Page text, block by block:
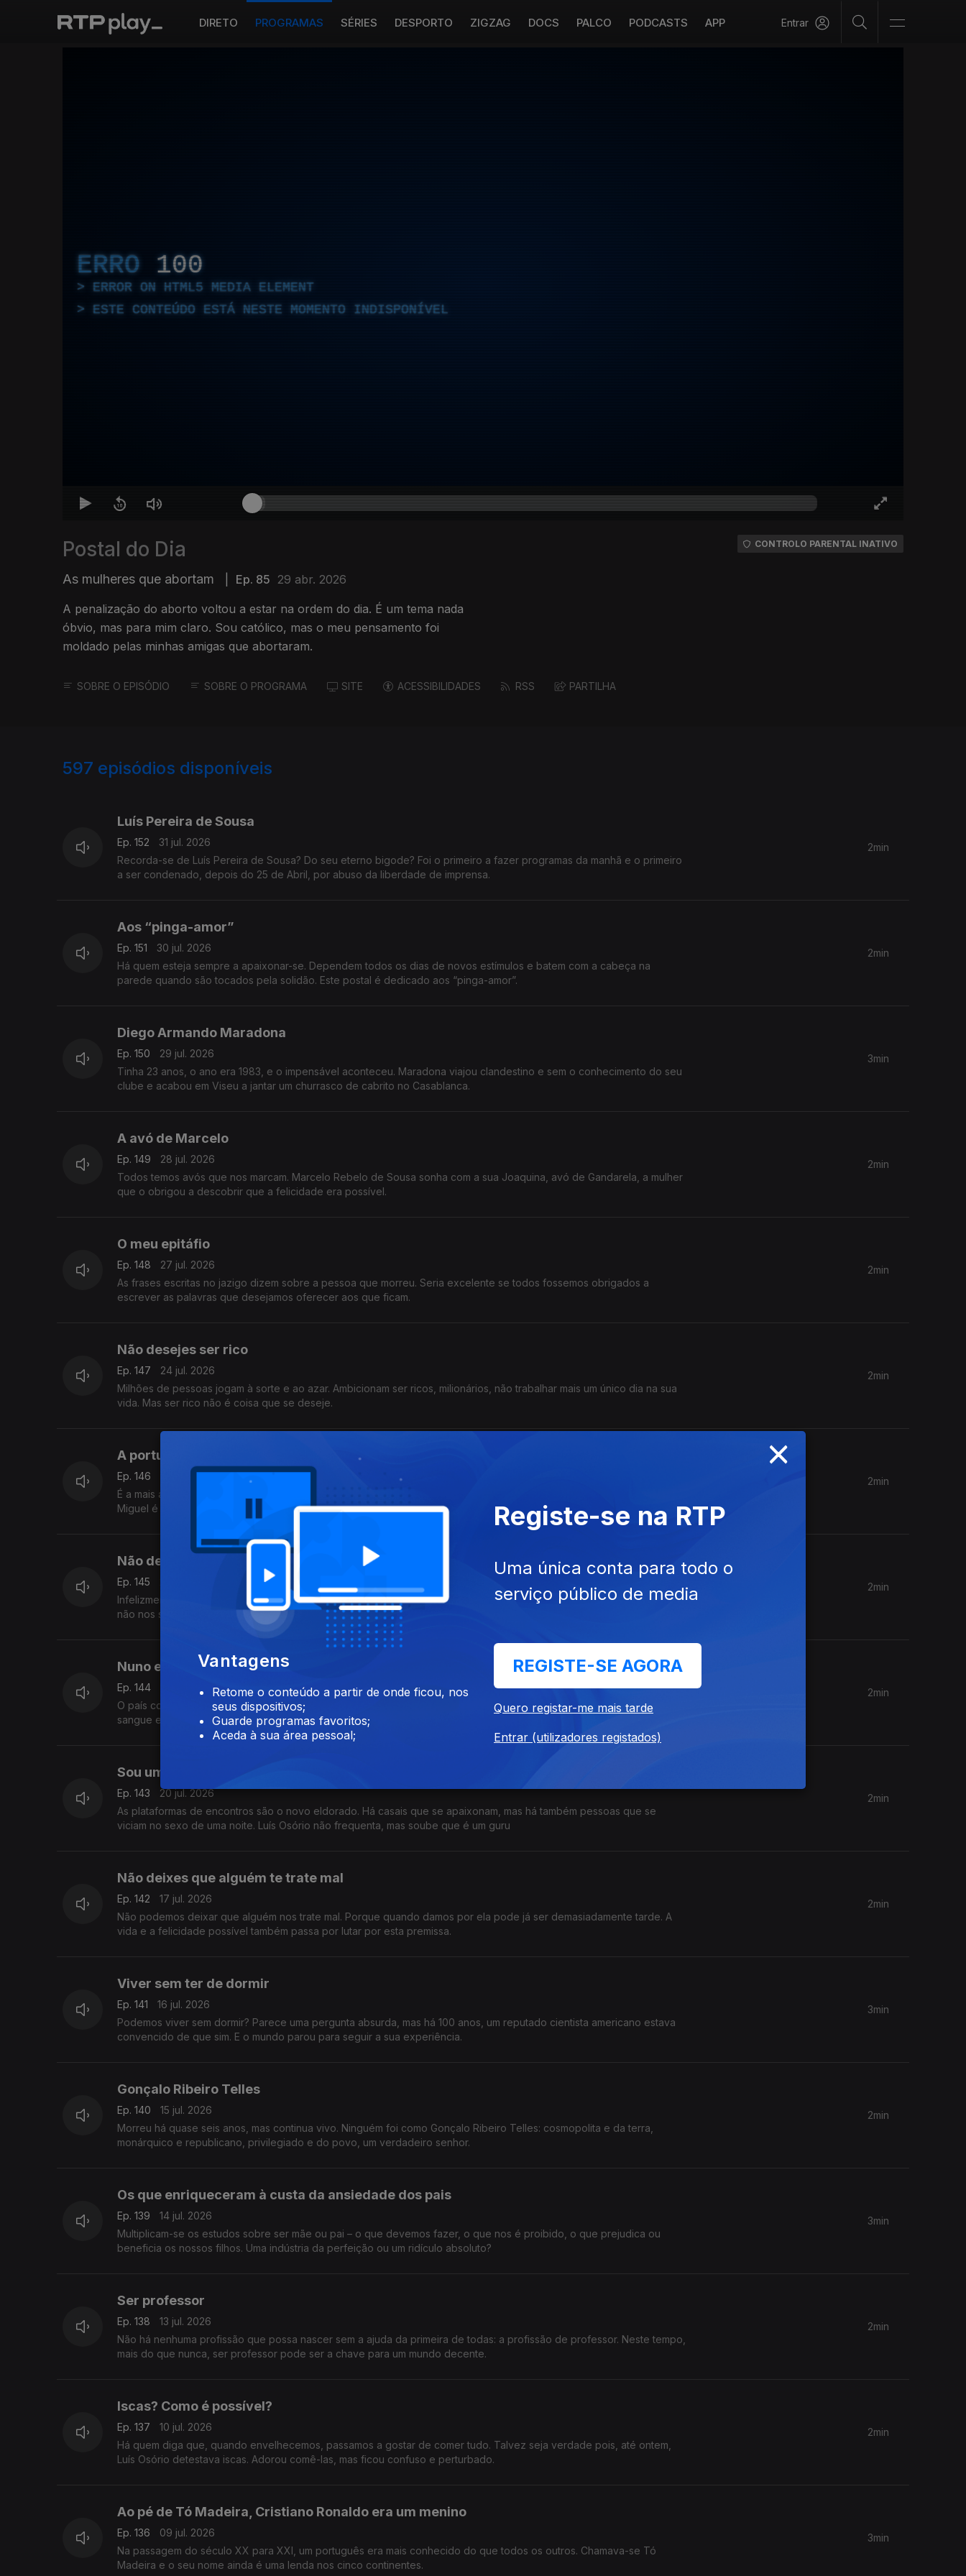
DIRETO PROGRAMAS SÉRIES DESPORTO ZIGZAG DOCS PALCO PODCASTS APP Entrar
ERRO 100
ERROR ON HTML5 MEDIA ELEMENT
ESTE CONTEÚDO ESTÁ NESTE MOMENTO INDISPONÍVEL
Postal do Dia
As mulheres que abortam Ep. 85 29 abr. 2026
A penalização do aborto voltou a estar na ordem do dia. É um tema nada
óbvio, mas para mim claro. Sou católico, mas o meu pensamento foi
moldado pelas minhas amigas que abortaram.
CONTROLO PARENTAL INATIVO
SOBRE O EPISÓDIO SOBRE O PROGRAMA SITE ACESSIBILIDADES RSS PARTILHA
597 episódios disponíveis
Luís Pereira de Sousa
Ep. 152
31 jul. 2026
Recorda-se de Luís Pereira de Sousa? Do seu eterno bigode? Foi o primeiro a fazer programas da manhã e o primeiro
a ser condenado, depois do 25 de Abril, por abuso da liberdade de imprensa.
2min
Aos “pinga-amor”
Ep. 151
30 jul. 2026
Há quem esteja sempre a apaixonar-se. Dependem todos os dias de novos estímulos e batem com a cabeça na
parede quando são tocados pela solidão. Este postal é dedicado aos “pinga-amor”.
2min
Diego Armando Maradona
Ep. 150
29 jul. 2026
Tinha 23 anos, o ano era 1983, e o impensável aconteceu. Maradona viajou clandestino e sem o conhecimento do seu
clube e acabou em Viseu a jantar um churrasco de cabrito no Casablanca.
3min
A avó de Marcelo
Ep. 149
28 jul. 2026
Todos temos avós que nos marcam. Marcelo Rebelo de Sousa sonha com a sua Joaquina, avó de Gandarela, a mulher
que o obrigou a descobrir que a felicidade era possível.
2min
O meu epitáfio
Ep. 148
27 jul. 2026
As frases escritas no jazigo dizem sobre a pessoa que morreu. Seria excelente se todos fossemos obrigados a
escrever as palavras que desejamos oferecer aos que ficam.
2min
Não desejes ser rico
Ep. 147
24 jul. 2026
Milhões de pessoas jogam à sorte e ao azar. Ambicionam ser ricos, milionários, não trabalhar mais um único dia na sua
vida. Mas ser rico não é coisa que se deseje.
2min
A portuguesa para quem os papas não têm segredos
Ep. 146
23 jul. 2026
É a mais antiga vaticanista e para ela os papas não têm segredos. Pelo menos os últimos quatro com quem privou. Aura
Miguel é a personagem principal do Postal do Dia de hoje.
2min
Não depende tudo de ti
Ep. 145
Infelizmente, nem tudo depende da força de vontade de cada um. Se fosse fácil mudarmos de vida quando a nossa
não nos serve, todos o faríamos. Ainda assim vale a pena acreditar.
2min
Nuno e Henrique
Ep. 144
O país conhece-os desde que eram crianças. E nunca mais os perdeu de vista. São dois poderosos talentos, irmãos de
sangue e a sua história foi feita de tragédia e aplausos.
2min
Sou um guru do Tinder
Ep. 143
20 jul. 2026
As plataformas de encontros são o novo eldorado. Há casais que se apaixonam, mas há também pessoas que se
viciam no sexo de uma noite. Luís Osório não frequenta, mas soube que é um guru
2min
Não deixes que alguém te trate mal
Ep. 142
17 jul. 2026
Não podemos deixar que alguém nos trate mal. Porque quando damos por ela pode já ser demasiadamente tarde. A
vida e a felicidade possível também passa por lutar por esta premissa.
2min
Viver sem ter de dormir
Ep. 141
16 jul. 2026
Podemos viver sem dormir? Parece uma pergunta absurda, mas há 100 anos, um reputado cientista americano estava
convencido de que sim. E o mundo parou para seguir a sua experiência.
3min
Gonçalo Ribeiro Telles
Ep. 140
15 jul. 2026
Morreu há quase seis anos, mas continua vivo. Ninguém foi como Gonçalo Ribeiro Telles: cosmopolita e da terra,
monárquico e republicano, privilegiado e do povo, um verdadeiro senhor.
2min
Os que enriqueceram à custa da ansiedade dos pais
Ep. 139
14 jul. 2026
Multiplicam-se os estudos sobre ser mãe ou pai – o que devemos fazer, o que nos é proibido, o que prejudica ou
beneficia os nossos filhos. Uma indústria da perfeição ou um ridículo absoluto?
3min
Ser professor
Ep. 138
13 jul. 2026
Não há nenhuma profissão que possa nascer sem a ajuda da primeira de todas: a profissão de professor. Neste tempo,
mais do que nunca, ser professor pode ser a chave para um mundo decente.
2min
Iscas? Como é possível?
Ep. 137
10 jul. 2026
Há quem diga que, quando envelhecemos, passamos a gostar de comer tudo. Talvez seja verdade pois, até ontem,
Luís Osório detestava iscas. Adorou comê-las, mas ficou confuso e perturbado.
2min
Ao pé de Tó Madeira, Cristiano Ronaldo era um menino
Ep. 136
09 jul. 2026
Na passagem do século XX para XXI, um português era mais conhecido do que todos os outros. Chamava-se Tó
Madeira e o seu nome ainda é uma lenda nos cinco continentes.
3min
×
Vantagens
Retome o conteúdo a partir de onde ficou, nos
seus dispositivos;
Guarde programas favoritos;
Aceda à sua área pessoal;
Registe-se na RTP
Uma única conta para todo o
serviço público de media
REGISTE-SE AGORA
Quero registar-me mais tarde
Entrar (utilizadores registados)